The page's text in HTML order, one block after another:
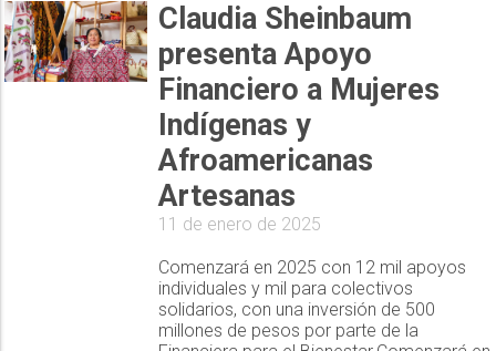
Claudia Sheinbaum
presenta Apoyo
Financiero a Mujeres
Indígenas y
Afroamericanas
Artesanas
11 de enero de 2025
Comenzará en 2025 con 12 mil apoyos
individuales y mil para colectivos
solidarios, con una inversión de 500
millones de pesos por parte de la